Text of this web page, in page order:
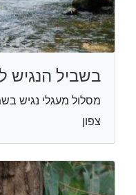
בשביל הנגיש
מסלול מעגלי נגיש
צפון